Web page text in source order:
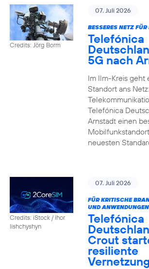
Credits: Jörg Borm
07. Juli 2026
BESSERES NETZ
Telefónica
5G nach
Im Ilm-Kreis geht
Standort ans
Telefónica
Arnstadt einen
neuesten
Credits: iStock / ihor
lishchyshyn
07. Juli 2026
FÜR KRITISCHE
UND ANWENDUNGEN
Telefónica
Crout
resiliente